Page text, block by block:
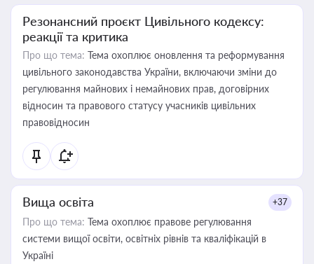
Резонансний проєкт Цивільного кодексу:
реакції та критика
Про що тема: Тема охоплює оновлення та реформування
цивільного законодавства України, включаючи зміни до
регулювання майнових і немайнових прав, договірних
відносин та правового статусу учасників цивільних
правовідносин
Вища освіта +37
Про що тема: Тема охоплює правове регулювання
системи вищої освіти, освітніх рівнів та кваліфікацій в
Україні